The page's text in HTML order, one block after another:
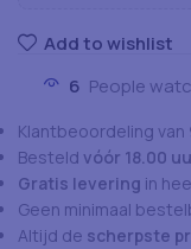
Add to wishlist
6 People
Klantbeoordeling van
Besteld vóór 18.00
Gratis levering in
Geen minimaal
Altijd de scherpste